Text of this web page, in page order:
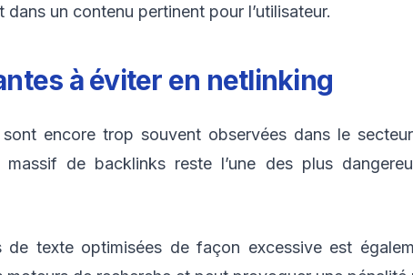
dans un contenu pertinent pour l’utilisateur.
à éviter en netlinking
sont encore trop souvent observées dans le
massif de backlinks reste l’une des plus
de texte optimisées de façon excessive est